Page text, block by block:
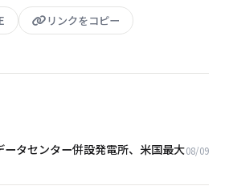
リンクをコピー
タセンター併設発電所、米国最大08/09